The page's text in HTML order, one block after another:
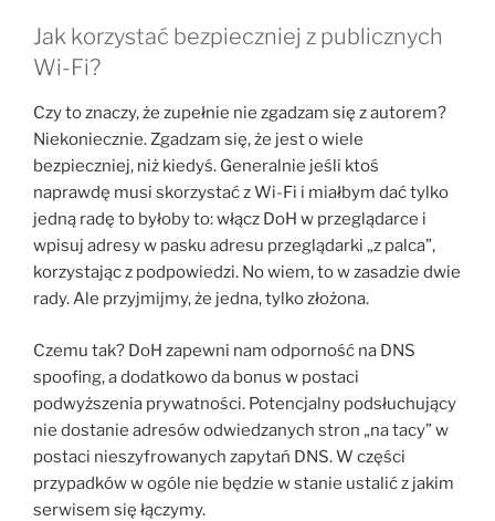
Jak korzystać bezpieczniej z publicznych
Wi-Fi?
Czy to znaczy, że zupełnie nie zgadzam się z autorem?
Niekoniecznie. Zgadzam się, że jest o wiele
bezpieczniej, niż kiedyś. Generalnie jeśli ktoś
naprawdę musi skorzystać z Wi-Fi i miałbym dać tylko
jedną radę to byłoby to: włącz DoH w przeglądarce i
wpisuj adresy w pasku adresu przeglądarki „z palca”,
korzystając z podpowiedzi. No wiem, to w zasadzie dwie
rady. Ale przyjmijmy, że jedna, tylko złożona.
Czemu tak? DoH zapewni nam odporność na DNS
spoofing, a dodatkowo da bonus w postaci
podwyższenia prywatności. Potencjalny podsłuchujący
nie dostanie adresów odwiedzanych stron „na tacy” w
postaci nieszyfrowanych zapytań DNS. W części
przypadków w ogóle nie będzie w stanie ustalić z jakim
serwisem się łączymy.